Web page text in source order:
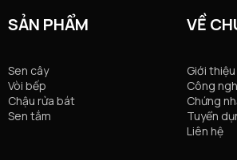
SẢN PHẨM
Sen cây
Vòi bếp
Chậu rửa bát
Sen tắm
VỀ
Giới thiệu
Công
Chứng
Tuyển
Liên hệ